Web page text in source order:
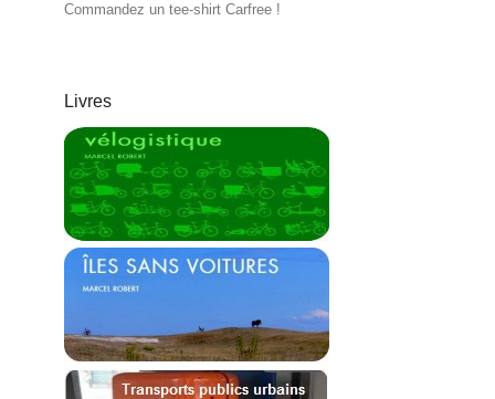
Commandez un tee-shirt Carfree !
Livres